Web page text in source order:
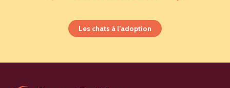
Les chats à l’adoption